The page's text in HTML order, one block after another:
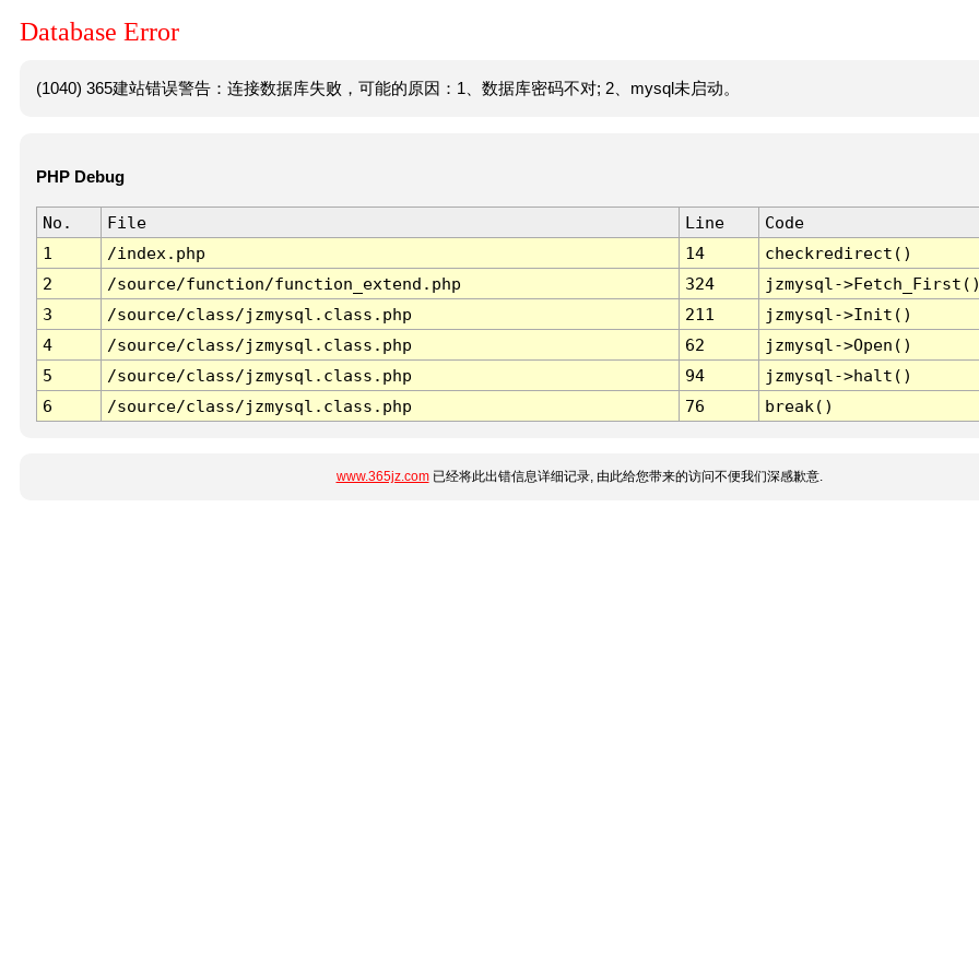
Database Error
(1040) 365建站错误警告：连接数据库失败，可能的原因：1、数据库密码不对; 2、mysql未启动。
PHP Debug
No. File Line
Code
1
/index.php 14
checkredirect()
2
/source/function/function_extend.php 324
jzmysql-
3
/source/class/jzmysql.class.php 211
jzmysql->Init()
4
/source/class/jzmysql.class.php 62
jzmysql->Open()
5
/source/class/jzmysql.class.php 94
jzmysql->halt()
6
/source/class/jzmysql.class.php 76 break()
www.365jz.com已经将此出错信息详细记录, 由此给您带来的访问不便我们深感歉意.